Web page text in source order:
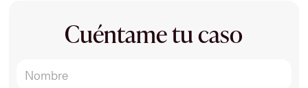
Cuéntame tu caso